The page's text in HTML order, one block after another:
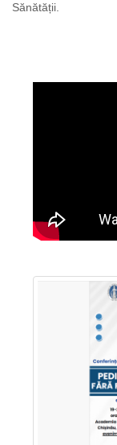
Sănătății.